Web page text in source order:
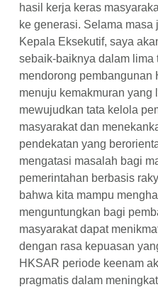
hasil kerja keras
ke generasi. Selama masa
Kepala Eksekutif, saya
sebaik-baiknya dalam lima
mendorong pembangunan
menuju kemakmuran yang
mewujudkan tata kelola
masyarakat dan
pendekatan yang
mengatasi masalah bagi
pemerintahan berbasis
bahwa kita mampu
menguntungkan bagi
masyarakat dapat
dengan rasa kepuasan
HKSAR periode keenam
pragmatis dalam